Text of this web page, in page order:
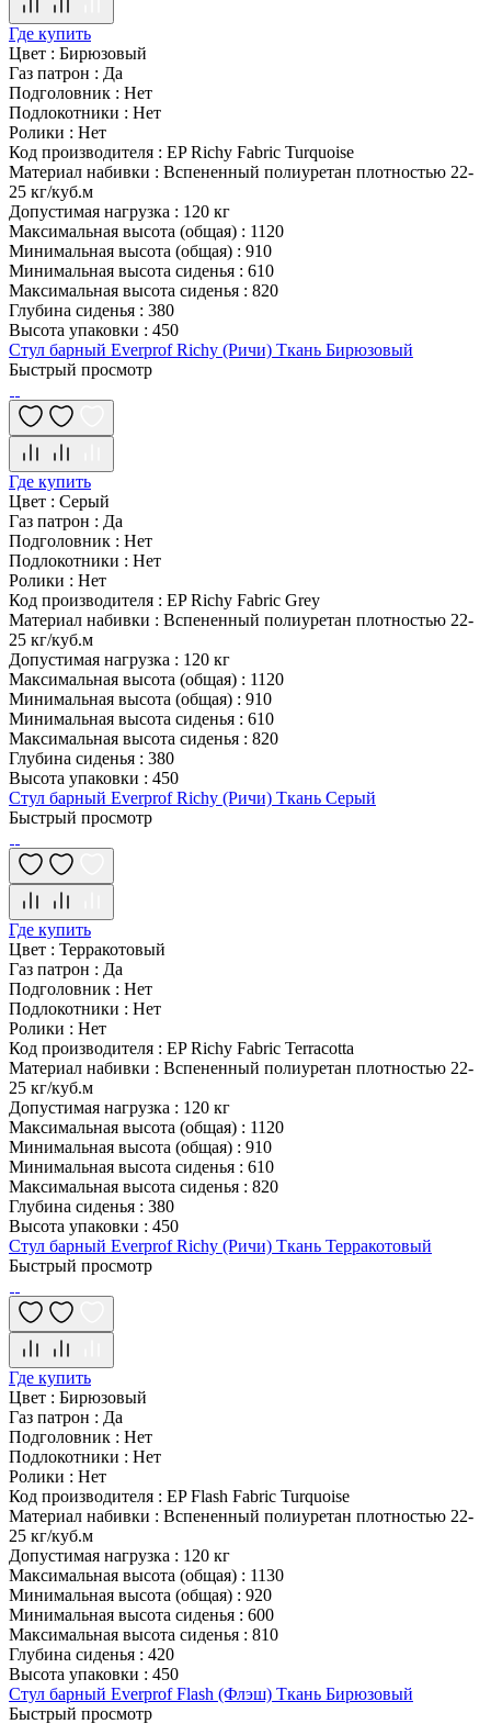
Где купить
Цвет : Бирюзовый
Газ патрон : Да
Подголовник : Нет
Подлокотники : Нет
Ролики : Нет
Код производителя : EP Richy Fabric Turquoise
Материал набивки : Вспененный полиуретан плотностью 22-
25 кг/куб.м
Допустимая нагрузка : 120 кг
Максимальная высота (общая) : 1120
Минимальная высота (общая) : 910
Минимальная высота сиденья : 610
Максимальная высота сиденья : 820
Глубина сиденья : 380
Высота упаковки : 450
Стул барный Everprof Richy (Ричи) Ткань Бирюзовый
Быстрый просмотр
Где купить
Цвет : Серый
Газ патрон : Да
Подголовник : Нет
Подлокотники : Нет
Ролики : Нет
Код производителя : EP Richy Fabric Grey
Материал набивки : Вспененный полиуретан плотностью 22-
25 кг/куб.м
Допустимая нагрузка : 120 кг
Максимальная высота (общая) : 1120
Минимальная высота (общая) : 910
Минимальная высота сиденья : 610
Максимальная высота сиденья : 820
Глубина сиденья : 380
Высота упаковки : 450
Стул барный Everprof Richy (Ричи) Ткань Серый
Быстрый просмотр
Где купить
Цвет : Терракотовый
Газ патрон : Да
Подголовник : Нет
Подлокотники : Нет
Ролики : Нет
Код производителя : EP Richy Fabric Terracotta
Материал набивки : Вспененный полиуретан плотностью 22-
25 кг/куб.м
Допустимая нагрузка : 120 кг
Максимальная высота (общая) : 1120
Минимальная высота (общая) : 910
Минимальная высота сиденья : 610
Максимальная высота сиденья : 820
Глубина сиденья : 380
Высота упаковки : 450
Стул барный Everprof Richy (Ричи) Ткань Терракотовый
Быстрый просмотр
Где купить
Цвет : Бирюзовый
Газ патрон : Да
Подголовник : Нет
Подлокотники : Нет
Ролики : Нет
Код производителя : EP Flash Fabric Turquoise
Материал набивки : Вспененный полиуретан плотностью 22-
25 кг/куб.м
Допустимая нагрузка : 120 кг
Максимальная высота (общая) : 1130
Минимальная высота (общая) : 920
Минимальная высота сиденья : 600
Максимальная высота сиденья : 810
Глубина сиденья : 420
Высота упаковки : 450
Стул барный Everprof Flash (Флэш) Ткань Бирюзовый
Быстрый просмотр